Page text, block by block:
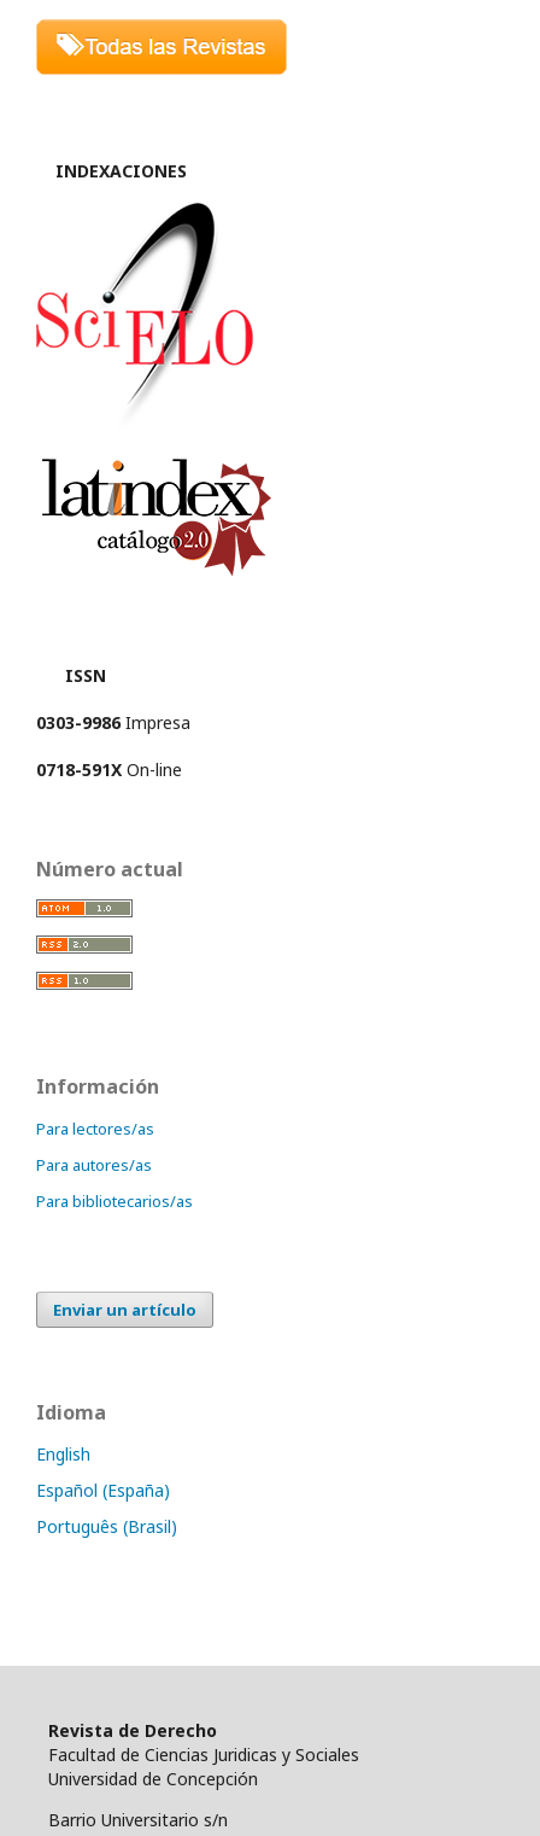
INDEXACIONES
ISSN
0303-9986Impresa
0718-591X On-line
Número actual
Información
Para lectores/as
Para autores/as
Para bibliotecarios/as
Enviar un artículo
Idioma
English
Español (España)
Português (Brasil)
Revista de Derecho
Facultad de Ciencias Juridicas y Sociales
Universidad de Concepción
Barrio Universitario s/n